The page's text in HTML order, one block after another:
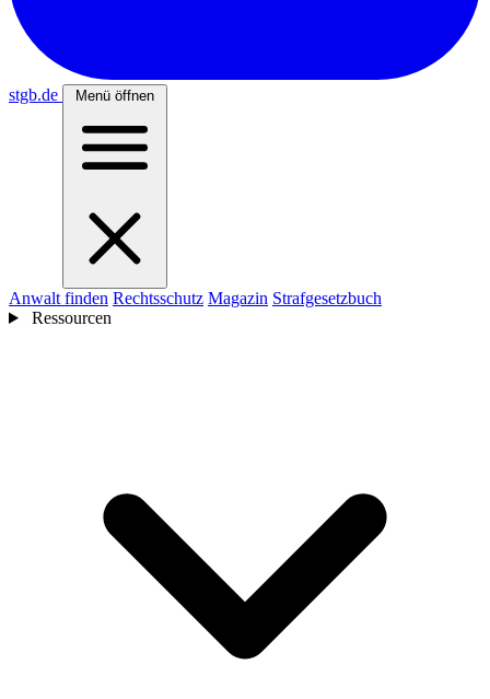
stgb.de Menü öffnen
Anwalt finden Rechtsschutz Magazin Strafgesetzbuch
Ressourcen